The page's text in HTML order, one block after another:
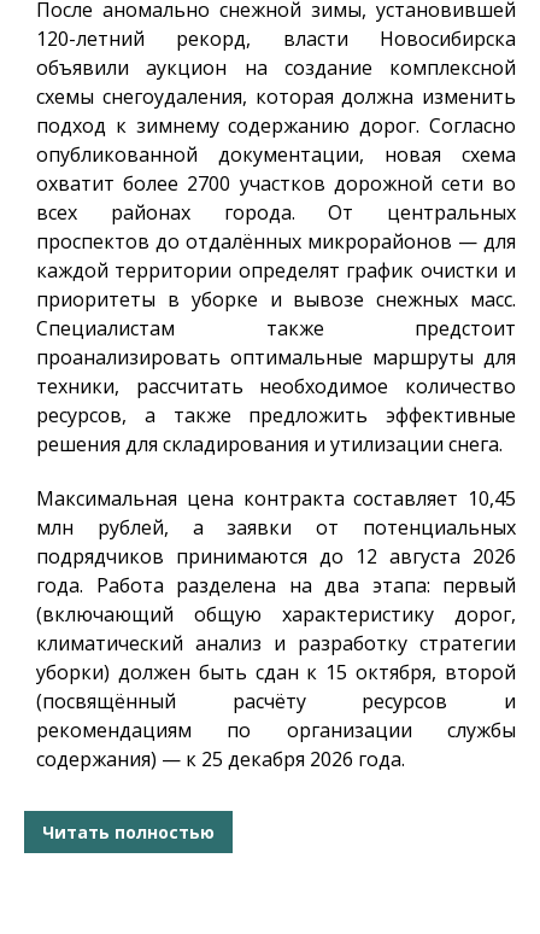
После аномально снежной зимы, установившей
120-летний рекорд, власти Новосибирска
объявили аукцион на создание комплексной
схемы снегоудаления, которая должна изменить
подход к зимнему содержанию дорог. Согласно
опубликованной документации, новая схема
охватит более 2700 участков дорожной сети во
всех районах города. От центральных
проспектов до отдалённых микрорайонов — для
каждой территории определят график очистки и
приоритеты в уборке и вывозе снежных масс.
Специалистам также предстоит
проанализировать оптимальные маршруты для
техники, рассчитать необходимое количество
ресурсов, а также предложить эффективные
решения для складирования и утилизации снега.
Максимальная цена контракта составляет 10,45
млн рублей, а заявки от потенциальных
подрядчиков принимаются до 12 августа 2026
года. Работа разделена на два этапа: первый
(включающий общую характеристику дорог,
климатический анализ и разработку стратегии
уборки) должен быть сдан к 15 октября, второй
(посвящённый расчёту ресурсов и
рекомендациям по организации службы
содержания) — к 25 декабря 2026 года.
Читать полностью